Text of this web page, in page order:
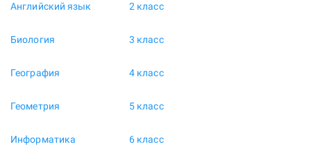
Английский язык
Биология
География
Геометрия
Информатика
2 класс
3 класс
4 класс
5 класс
6 класс